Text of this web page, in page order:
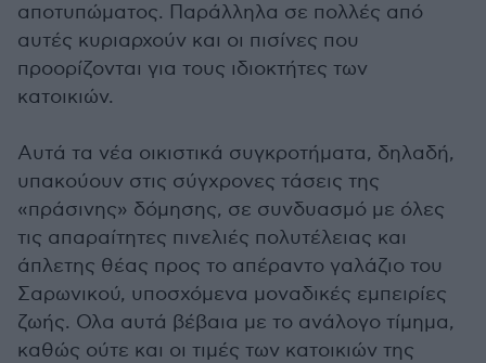
αποτυπώματος. Παράλληλα σε πολλές από
αυτές κυριαρχούν και οι πισίνες που
προορίζονται για τους ιδιοκτήτες των
κατοικιών.
Αυτά τα νέα οικιστικά συγκροτήματα, δηλαδή,
υπακούουν στις σύγχρονες τάσεις της
«πράσινης» δόμησης, σε συνδυασμό με όλες
τις απαραίτητες πινελιές πολυτέλειας και
άπλετης θέας προς το απέραντο γαλάζιο του
Σαρωνικού, υποσχόμενα μοναδικές εμπειρίες
ζωής. Ολα αυτά βέβαια με το ανάλογο τίμημα,
καθώς ούτε και οι τιμές των κατοικιών της